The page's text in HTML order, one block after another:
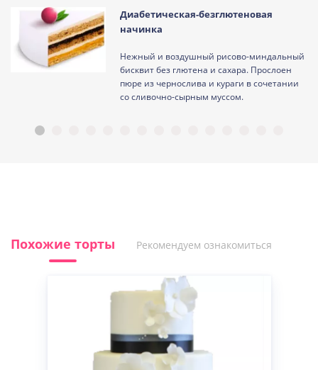
Диабетическая-безглютеновая
начинка
Нежный и воздушный рисово-миндальный
бисквит без глютена и сахара. Прослоен
пюре из чернослива и кураги в сочетании
со сливочно-сырным муссом.
Похожие торты Рекомендуем ознакомиться